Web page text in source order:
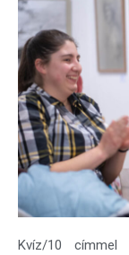
Kvíz/10 címmel